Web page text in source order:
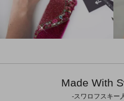
Made With
-スワロフスキー